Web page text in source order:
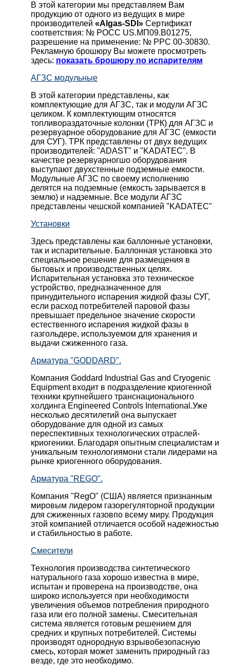
В этой категории мы представляем Вам
продукцию от одного из ведущих в мире
производителей «Algas-SDI» Сертификат
соответствия: № РОСС US.МП09.В01275,
разрешение на применение: № РРС 00-30830.
Рекламную брошюру Вы можете просмотреть
здесь: показать брошюру по испарителям
АГЗС модульные
В этой категории представлены, как
комплектующие для АГЗС, так и модули АГЗС
целиком. К комплектующим относятся
топливораздаточные колонки (ТРК) для АГЗС и
резервуарное оборудование для АГЗС (емкости
для СУГ). ТРК представлены от двух ведущих
производителей: "ADAST" и "KADATEC". В
качестве резервуарногшо оборудования
выступают двухстенные подземные емкости.
Модульные АГЗС по своему исполнению
делятся на подземные (емкость зарывается в
землю) и надземные. Все модули АГЗС
представлены чешской компанией "KADATEC"
Установки
Здесь представлены как баллонные установки,
так и испарительные. Баллонная установка это
специальное решение для размещения в
бытовых и производственных целях.
Испарительная установка это техническое
устройство, предназначенное для
принудительного испарения жидкой фазы СУГ,
если расход потребителей паровой фазы
превышает предельное значение скорости
естественного испарения жидкой фазы в
газгольдере, используемом для хранения и
выдачи сжиженного газа.
Арматура "GODDARD".
Компания Goddard Industrial Gas and Cryogenic
Equipment входит в подразделение криогенной
техники крупнейшего транснационального
холдинга Engineered Controls International.Уже
несколько десятилетий она выпускает
оборудование для одной из самых
переспективных технологических отраслей-
криогеники. Благодаря опытным специалистам и
уникальным технологиямони стали лидерами на
рынке криогенного оборудования.
Арматура "REGO".
Компания "RegO" (США) является признанным
мировым лидером газорегуляторной продукции
для сжиженных газовпо всему миру. Продукция
этой компанией отличается особой надежностью
и стабильностью в работе.
Смесители
Технология производства синтетического
натурального газа хорошо известна в мире,
испытан и проверена на производстве, она
широко используется при необходимости
увеличения объемов потребления природного
газа или его полной замены. Смесительная
система является готовым решением для
средних и крупных потребителей. Системы
производят однородную взрывобезопасную
смесь, которая может заменить природный газ
везде, где это необходимо.